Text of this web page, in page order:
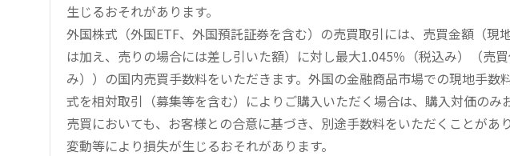
生じるおそれがあります。
外国株式（外国ETF、外国預託証券を含む）の売買取引には、売買金額（現
は加え、売りの場合には差し引いた額）に対し最大1.045％（税込み）（売
み））の国内売買手数料をいただきます。外国の金融商品市場での現地手数
式を相対取引（募集等を含む）によりご購入いただく場合は、購入対価の
売買においても、お客様との合意に基づき、別途手数料をいただくことがあ
変動等により損失が生じるおそれがあります。